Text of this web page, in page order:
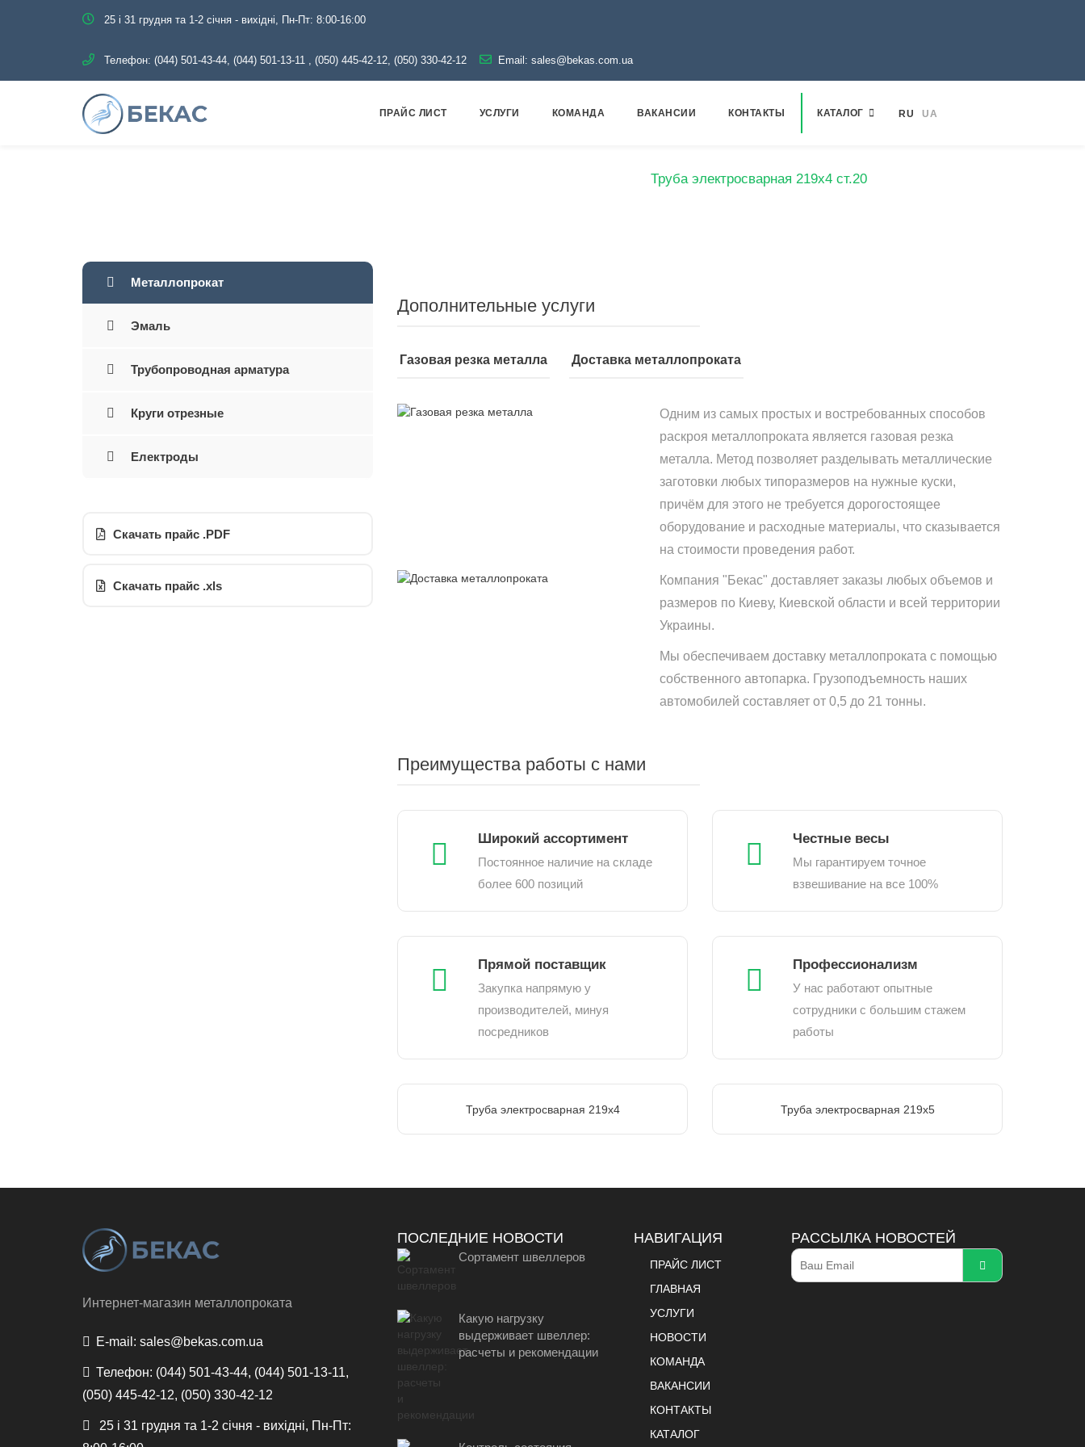
25 і 31 грудня та 1-2 січня - вихідні, Пн-Пт: 8:00-16:00
Телефон: (044) 501-43-44, (044) 501-13-11 , (050) 445-42-12, (050) 330-42-12 Email: sales@bekas.com.ua
ПРАЙС ЛИСТ УСЛУГИ КОМАНДА ВАКАНСИИ КОНТАКТЫ КАТАЛОГ RU UA
Труба электросварная 219х4 ст.20
Металлопрокат
Эмаль
Трубопроводная арматура
Круги отрезные
Електроды
Скачать прайс .PDF
Скачать прайс .xls
Дополнительные услуги
Газовая резка металла Доставка металлопроката
Одним из самых простых и востребованных способов
раскроя металлопроката является газовая резка
металла. Метод позволяет разделывать металлические
заготовки любых типоразмеров на нужные куски,
причём для этого не требуется дорогостоящее
оборудование и расходные материалы, что сказывается
на стоимости проведения работ.
Компания "Бекас" доставляет заказы любых объемов и
размеров по Киеву, Киевской области и всей территории
Украины.
Мы обеспечиваем доставку металлопроката с помощью
собственного автопарка. Грузоподъемность наших
автомобилей составляет от 0,5 до 21 тонны.
Преимущества работы с нами
Широкий ассортимент
Постоянное наличие на складе
более 600 позиций
Честные весы
Мы гарантируем точное
взвешивание на все 100%
Прямой поставщик
Закупка напрямую у
производителей, минуя
посредников
Профессионализм
У нас работают опытные
сотрудники с большим стажем
работы
Труба электросварная 219х4 Труба электросварная 219х5
Интернет-магазин металлопроката
E-mail: sales@bekas.com.ua
Телефон: (044) 501-43-44, (044) 501-13-11,
(050) 445-42-12, (050) 330-42-12
25 і 31 грудня та 1-2 січня - вихідні, Пн-Пт:
ПОСЛЕДНИЕ НОВОСТИ
Сортамент швеллеров
Какую нагрузку
выдерживает швеллер:
расчеты и рекомендации
НАВИГАЦИЯ
ПРАЙС ЛИСТ
ГЛАВНАЯ
УСЛУГИ
НОВОСТИ
КОМАНДА
ВАКАНСИИ
КОНТАКТЫ
КАТАЛОГ
РАССЫЛКА НОВОСТЕЙ